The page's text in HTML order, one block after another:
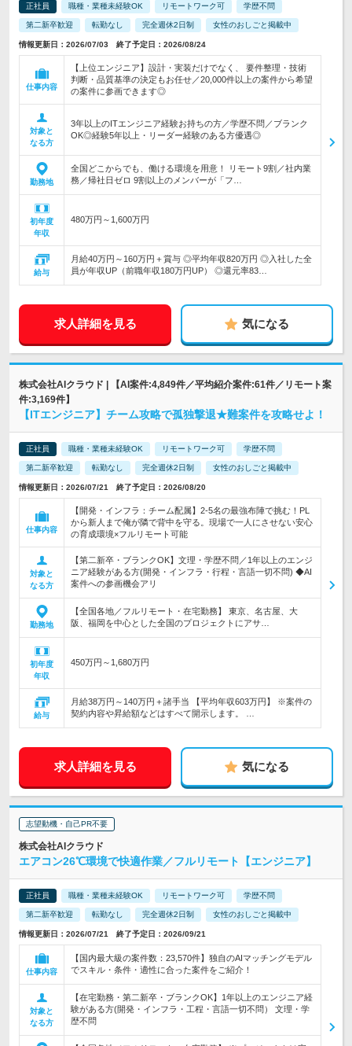
正社員 職種・業種未経験OK リモートワーク可 学歴不問
第二新卒歓迎 転勤なし 完全週休2日制 女性のおしごと掲載中
情報更新日：2026/07/03 終了予定日：2026/08/24
仕事内容
【上位エンジニア】設計・実装だけでなく、 要件整理・技術
判断・品質基準の決定もお任せ／20,000件以上の案件から希望
の案件に参画できます◎
対象と
なる方
3年以上のITエンジニア経験お持ちの方／学歴不問／ブランク
OK◎経験5年以上・リーダー経験のある方優遇◎
勤務地
全国どこからでも、働ける環境を用意！ リモート9割／社内業
務／帰社日ゼロ 9割以上のメンバーが「フ…
初年度
年収
480万円～1,600万円
給与
月給40万円～160万円＋賞与 ◎平均年収820万円 ◎入社した全
員が年収UP（前職年収180万円UP） ◎還元率83…
求人詳細を見る 気になる
株式会社AIクラウド | 【AI案件:4,849件／平均紹介案件:61件／リモート案
件:3,169件】
【ITエンジニア】チーム攻略で孤独撃退★難案件を攻略せよ！
正社員 職種・業種未経験OK リモートワーク可 学歴不問
第二新卒歓迎 転勤なし 完全週休2日制 女性のおしごと掲載中
情報更新日：2026/07/21 終了予定日：2026/08/20
仕事内容
【開発・インフラ：チーム配属】2-5名の最強布陣で挑む！PL
から新人まで俺が隣で背中を守る。現場で一人にさせない安心
の育成環境×フルリモート可能
対象と
なる方
【第二新卒・ブランクOK】文理・学歴不問／1年以上のエンジ
ニア経験がある方(開発・インフラ・行程・言語一切不問) ◆AI
案件への参画機会アリ
勤務地
【全国各地／フルリモート・在宅勤務】 東京、名古屋、大
阪、福岡を中心とした全国のプロジェクトにアサ…
初年度
年収
450万円～1,680万円
給与
月給38万円～140万円＋諸手当 【平均年収603万円】 ※案件の
契約内容や昇給額などはすべて開示します。 …
求人詳細を見る 気になる
志望動機・自己PR不要
株式会社AIクラウド
エアコン26℃環境で快適作業／フルリモート【エンジニア】
正社員 職種・業種未経験OK リモートワーク可 学歴不問
第二新卒歓迎 転勤なし 完全週休2日制 女性のおしごと掲載中
情報更新日：2026/07/21 終了予定日：2026/09/21
仕事内容
【国内最大級の案件数：23,570件】独自のAIマッチングモデル
でスキル・条件・適性に合った案件をご紹介！
対象と
なる方
【在宅勤務・第二新卒・ブランクOK】1年以上のエンジニア経
験がある方(開発・インフラ・工程・言語一切不問） 文理・学
歴不問